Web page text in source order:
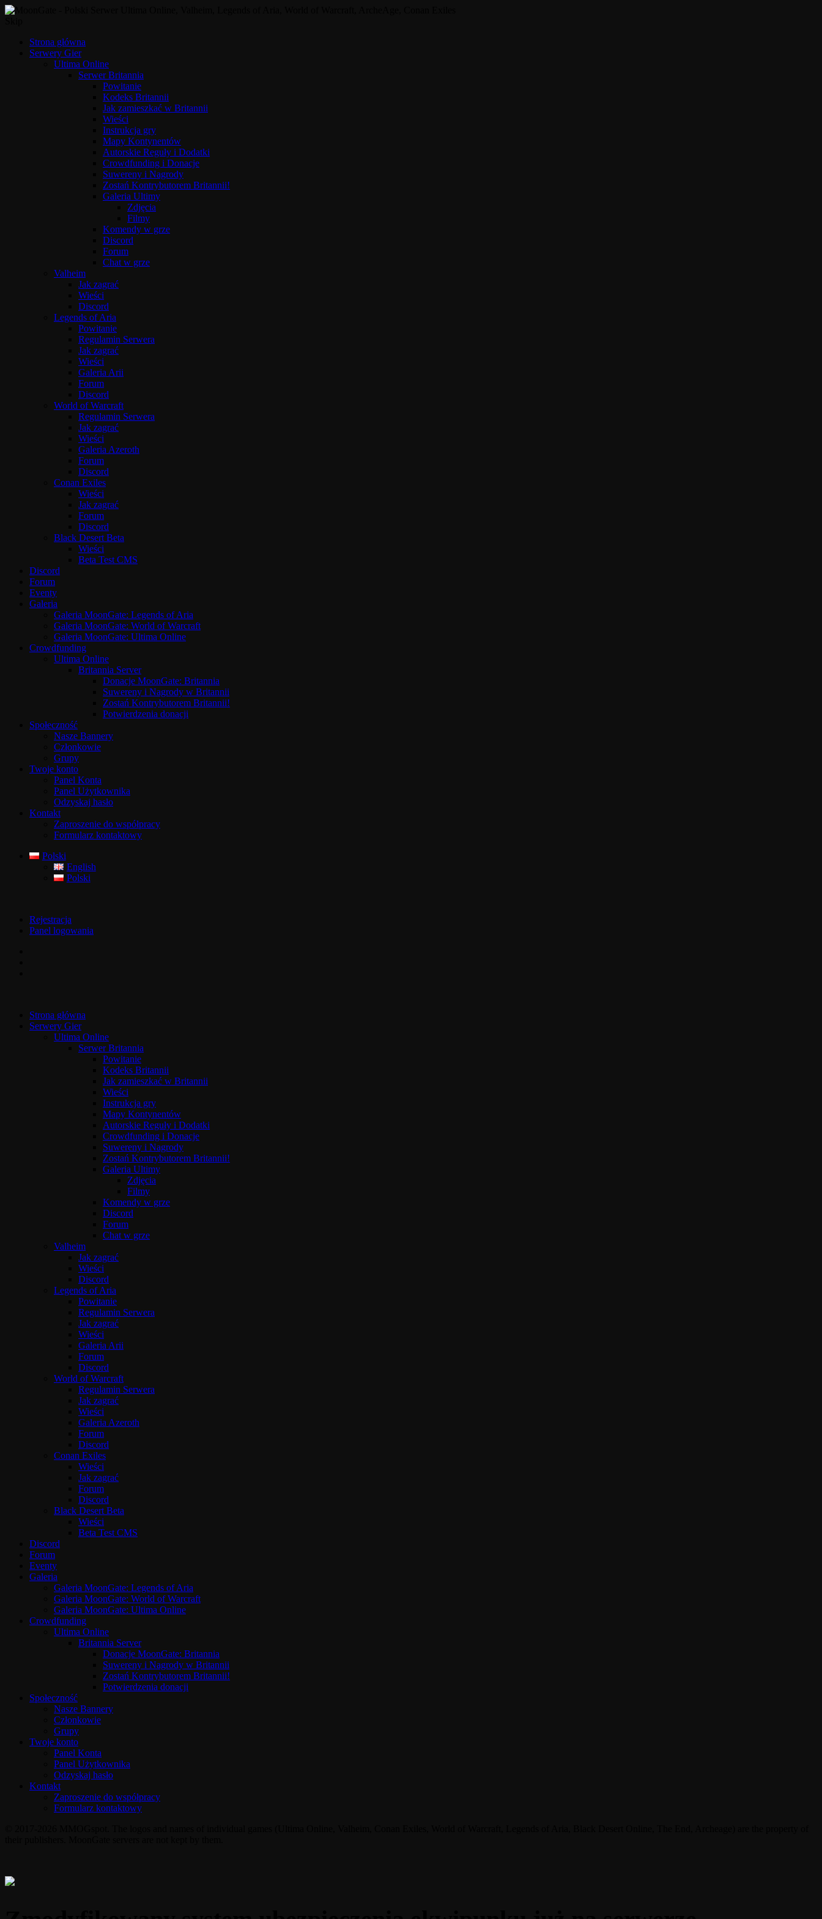
Strona główna
Serwery Gier
Ultima Online
Serwer Britannia
Powitanie
Kodeks Britannii
Jak zamieszkać w Britannii
Wieści
Instrukcja gry
Mapy Kontynentów
Autorskie Reguły i Dodatki
Crowdfunding i Donacje
Suwereny i Nagrody
Zostań Kontrybutorem Britannii!
Galeria Ultimy
Zdjęcia
Filmy
Komendy w grze
Discord
Forum
Chat w grze
Valheim
Jak zagrać
Wieści
Discord
Legends of Aria
Powitanie
Regulamin Serwera
Jak zagrać
Wieści
Galeria Arii
Forum
Discord
World of Warcraft
Regulamin Serwera
Jak zagrać
Wieści
Galeria Azeroth
Forum
Discord
Conan Exiles
Wieści
Jak zagrać
Forum
Discord
Black Desert Beta
Wieści
Beta Test CMS
Discord
Forum
Eventy
Galeria
Galeria MoonGate: Legends of Aria
Galeria MoonGate: World of Warcraft
Galeria MoonGate: Ultima Online
Crowdfunding
Ultima Online
Britannia Server
Donacje MoonGate: Britannia
Suwereny i Nagrody w Britannii
Zostań Kontrybutorem Britannii!
Potwierdzenia donacji
Społeczność
Nasze Bannery
Członkowie
Grupy
Twoje konto
Panel Konta
Panel Użytkownika
Odzyskaj hasło
Kontakt
Zaproszenie do współpracy
Formularz kontaktowy
Polski
English
Polski
Rejestracja
Panel logowania
Strona główna
Serwery Gier
Ultima Online
Serwer Britannia
Powitanie
Kodeks Britannii
Jak zamieszkać w Britannii
Wieści
Instrukcja gry
Mapy Kontynentów
Autorskie Reguły i Dodatki
Crowdfunding i Donacje
Suwereny i Nagrody
Zostań Kontrybutorem Britannii!
Galeria Ultimy
Zdjęcia
Filmy
Komendy w grze
Discord
Forum
Chat w grze
Valheim
Jak zagrać
Wieści
Discord
Legends of Aria
Powitanie
Regulamin Serwera
Jak zagrać
Wieści
Galeria Arii
Forum
Discord
World of Warcraft
Regulamin Serwera
Jak zagrać
Wieści
Galeria Azeroth
Forum
Discord
Conan Exiles
Wieści
Jak zagrać
Forum
Discord
Black Desert Beta
Wieści
Beta Test CMS
Discord
Forum
Eventy
Galeria
Galeria MoonGate: Legends of Aria
Galeria MoonGate: World of Warcraft
Galeria MoonGate: Ultima Online
Crowdfunding
Ultima Online
Britannia Server
Donacje MoonGate: Britannia
Suwereny i Nagrody w Britannii
Zostań Kontrybutorem Britannii!
Potwierdzenia donacji
Społeczność
Nasze Bannery
Członkowie
Grupy
Twoje konto
Panel Konta
Panel Użytkownika
Odzyskaj hasło
Kontakt
Zaproszenie do współpracy
Formularz kontaktowy